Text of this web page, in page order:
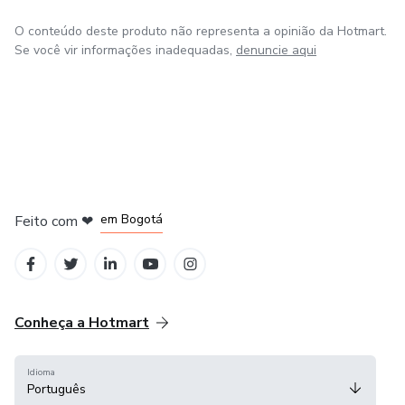
O conteúdo deste produto não representa a opinião da Hotmart.
Se você vir informações inadequadas, denuncie aqui
Feito com ❤ em Bogotá
Conheça a Hotmart
Idioma
Português